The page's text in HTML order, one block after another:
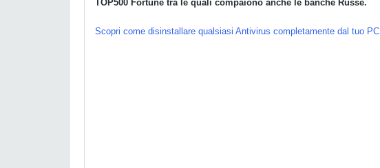
TOP500 Fortune tra le quali compaiono anche le banche Russe.
Scopri come disinstallare qualsiasi Antivirus completamente dal tuo PC